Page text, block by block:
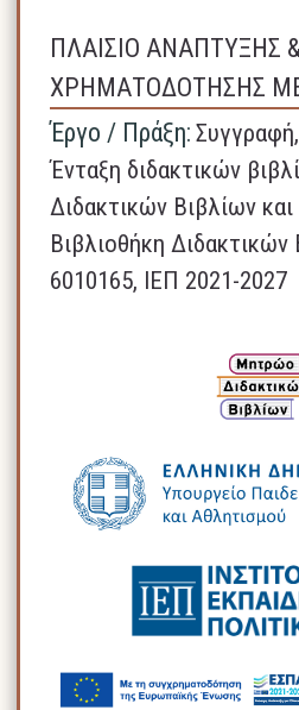
ΠΛΑΙΣΙΟ ΑΝΑΠΤΥΞΗΣ &
ΧΡΗΜΑΤΟΔΟΤΗΣΗΣ
Έργο / Πράξη:
Ένταξη διδακτικών
Διδακτικών Βιβλίων
Βιβλιοθήκη
6010165, ΙΕΠ 2021-2027